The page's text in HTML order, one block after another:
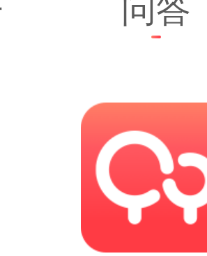
问答